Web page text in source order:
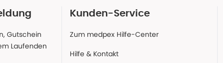
Gutschein
Laufenden
Kunden-Service
Zum medpex Hilfe-Center
Hilfe & Kontakt